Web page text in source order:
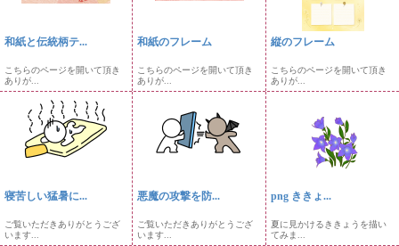
和紙と伝統柄テ...
こちらのページを開いて頂き
ありが...
和紙のフレーム
こちらのページを開いて頂き
ありが...
縦のフレーム
こちらのページを開いて頂き
ありが...
寝苦しい猛暑に...
ご覧いただきありがとうござ
います...
悪魔の攻撃を防...
ご覧いただきありがとうござ
います...
png ききょ...
夏に見かけるききょうを描い
てみま...